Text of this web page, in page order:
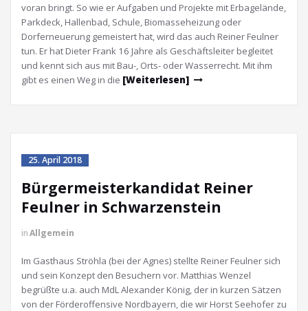
voran bringt. So wie er Aufgaben und Projekte mit Erbagelände,
Parkdeck, Hallenbad, Schule, Biomasseheizung oder
Dorferneuerung gemeistert hat, wird das auch Reiner Feulner
tun. Er hat Dieter Frank 16 Jahre als Geschäftsleiter begleitet
und kennt sich aus mit Bau-, Orts- oder Wasserrecht. Mit ihm
gibt es einen Weg in die [Weiterlesen]
25. April 2018
Bürgermeisterkandidat Reiner
Feulner in Schwarzenstein
inAllgemein
Im Gasthaus Ströhla (bei der Agnes) stellte Reiner Feulner sich
und sein Konzept den Besuchern vor. Matthias Wenzel
begrüßte u.a. auch MdL Alexander König, der in kurzen Sätzen
von der Förderoffensive Nordbayern, die wir Horst Seehofer zu